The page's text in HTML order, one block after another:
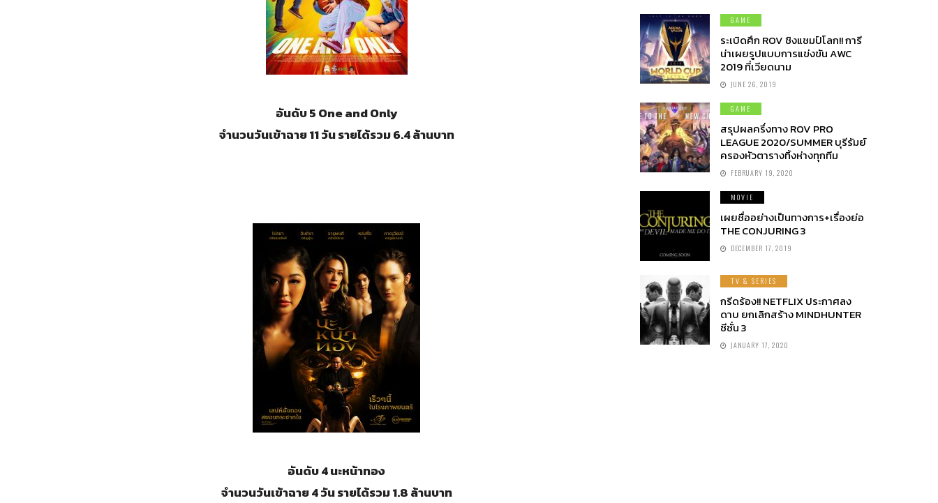
อันดับ 5 One and Only
จำนวนวันเข้าฉาย 11 วัน รายได้รวม 6.4 ล้านบาท
อันดับ 4 นะหน้าทอง
จำนวนวันเข้าฉาย 4 วัน รายได้รวม 1.8 ล้านบาท
GAME
ระเบิดศึก ROV ชิงแชมป์โลก!! การี
น่าเผยรูปแบบการแข่งขัน AWC
2019 ที่เวียดนาม
JUNE 26, 2019
GAME
สรุปผลครึ่งทาง ROV PRO
LEAGUE 2020/SUMMER บุรีรัมย์
ครองหัวตารางทิ้งห่างทุกทีม
FEBRUARY 19, 2020
MOVIE
เผยชื่ออย่างเป็นทางการ+เรื่องย่อ
THE CONJURING 3
DECEMBER 17, 2019
TV & SERIES
กรีดร้อง!! NETFLIX ประกาศลง
ดาบ ยกเลิกสร้าง MINDHUNTER
ซีซั่น 3
JANUARY 17, 2020